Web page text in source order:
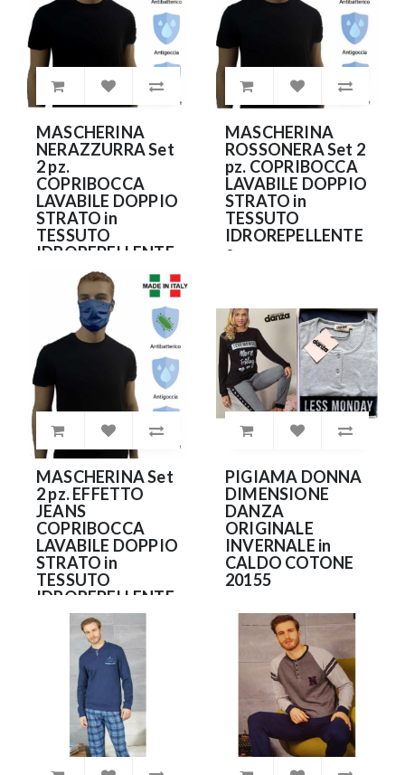
MASCHERINA
NERAZZURRA Set
2 pz.
COPRIBOCCA
LAVABILE DOPPIO
STRATO in
TESSUTO
IDROREPELLENTE
ANTIBATTERICO
(NO DPI)
9.90€
MASCHERINA
ROSSONERA Set 2
pz. COPRIBOCCA
LAVABILE DOPPIO
STRATO in
TESSUTO
IDROREPELLENTE
e
9.90€
MASCHERINA Set
2 pz. EFFETTO
JEANS
COPRIBOCCA
LAVABILE DOPPIO
STRATO in
TESSUTO
IDROREPELLENTE
ANTIBATTERICO
(NO DPI)
9.90€
PIGIAMA DONNA
DIMENSIONE
DANZA
ORIGINALE
INVERNALE in
CALDO COTONE
20155
24.99€